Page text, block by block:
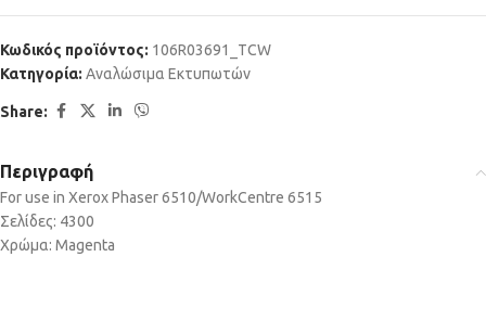
Κωδικός προϊόντος: 106R03691_TCW
Κατηγορία: Αναλώσιμα Εκτυπωτών
Share:
Περιγραφή
For use in Xerox Phaser 6510/WorkCentre 6515
Σελίδες: 4300
Χρώμα: Magenta